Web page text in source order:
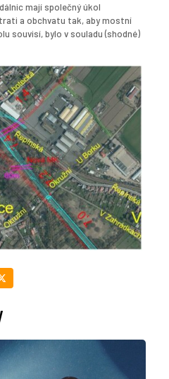
mají společný úkol
a obchvatu tak, aby mostní
souvisí, bylo v souladu (shodné)